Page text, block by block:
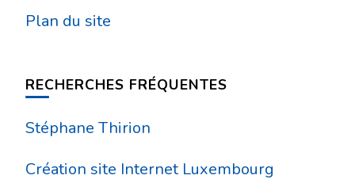
Plan du site
RECHERCHES FRÉQUENTES
Stéphane Thirion
Création site Internet Luxembourg